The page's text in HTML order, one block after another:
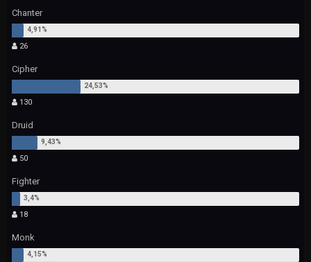
Chanter
26
Cipher
130
Druid
50
Fighter
18
Monk